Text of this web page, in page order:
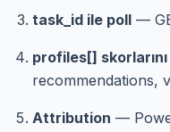
task_id ile poll —
profiles[]
recommendations,
Attribution —